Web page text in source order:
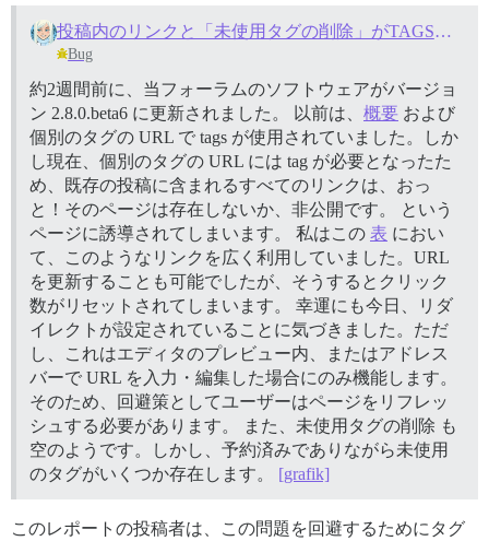
投稿内のリンクと「未使用タグの削除」がTAGSからTAGへの切り替えで壊れた
Bug
約2週間前に、当フォーラムのソフトウェアがバージョ
ン 2.8.0.beta6 に更新されました。 以前は、 概要 および
個別のタグの URL で tags が使用されていました。しか
し現在、個別のタグの URL には tag が必要となったた
め、既存の投稿に含まれるすべてのリンクは、おっ
と！そのページは存在しないか、非公開です。 という
ページに誘導されてしまいます。 私はこの 表 におい
て、このようなリンクを広く利用していました。URL
を更新することも可能でしたが、そうするとクリック
数がリセットされてしまいます。 幸運にも今日、リダ
イレクトが設定されていることに気づきました。ただ
し、これはエディタのプレビュー内、またはアドレス
バーで URL を入力・編集した場合にのみ機能します。
そのため、回避策としてユーザーはページをリフレッ
シュする必要があります。 また、未使用タグの削除 も
空のようです。しかし、予約済みでありながら未使用
のタグがいくつか存在します。 [grafik]
このレポートの投稿者は、この問題を回避するためにタグ